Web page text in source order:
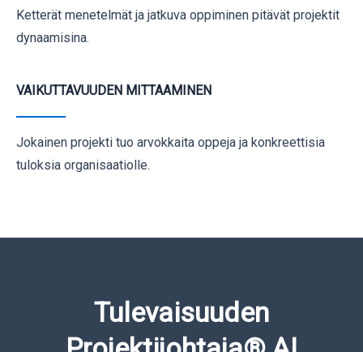
Ketterät menetelmät ja jatkuva oppiminen pitävät projektit
dynaamisina.
VAIKUTTAVUUDEN MITTAAMINEN
Jokainen projekti tuo arvokkaita oppeja ja konkreettisia
tuloksia organisaatiolle.
Tulevaisuuden